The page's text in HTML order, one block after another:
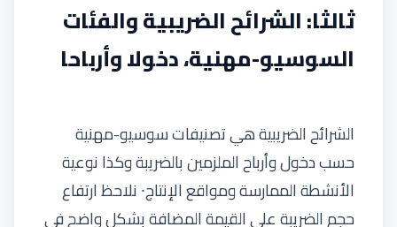
ثالثا: الشرائح الضريبية والفئات
السوسيو-مهنية، دخولا وأرباحا
الشرائح الضريبية هي تصنيفات سوسيو-مهنية
حسب دخول وأرباح الملزمين بالضريبة وكذا نوعية
الأنشطة الممارسة ومواقع الإنتاج⸱ نلاحظ ارتفاع
حجم الضريبة على القيمة المضافة بشكل واضح في